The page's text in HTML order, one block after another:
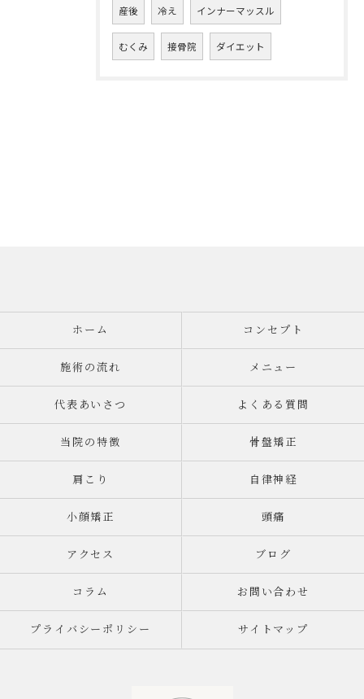
産後 冷え インナーマッスル
むくみ 接骨院 ダイエット
ホーム コンセプト
施術の流れ メニュー
代表あいさつ よくある質問
当院の特徴 骨盤矯正
肩こり 自律神経
小顔矯正 頭痛
アクセス ブログ
コラム お問い合わせ
プライバシーポリシー サイトマップ